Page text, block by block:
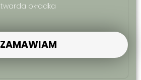
twarda okładka
ZAMAWIAM